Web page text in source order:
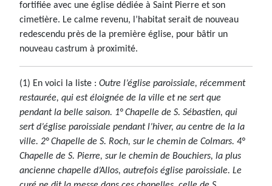
fortifiée avec une église dédiée à Saint Pierre et son
cimetière. Le calme revenu, l’habitat serait de nouveau
redescendu près de la première église, pour bâtir un
nouveau castrum à proximité.
(1) En voici la liste : Outre l’église paroissiale, récemment
restaurée, qui est éloignée de la ville et ne sert que
pendant la belle saison. 1° Chapelle de S. Sébastien, qui
sert d’église paroissiale pendant l’hiver, au centre de la la
ville. 2° Chapelle de S. Roch, sur le chemin de Colmars. 4°
Chapelle de S. Pierre, sur le chemin de Bouchiers, la plus
ancienne chapelle d’Allos, autrefois église paroissiale. Le